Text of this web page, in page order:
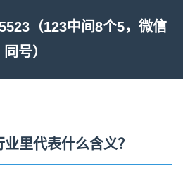
（123中间8个5，微信
同号）
里代表什么含义？